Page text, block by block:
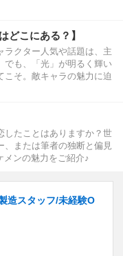
どこにある？】
ラクター人気や話題は、主
でも、「光」が明るく輝い
そ。敵キャラの魅力に迫
したことはありますか？世
または筆者の独断と偏見
メンの魅力をご紹介♪
造スタッフ/未経験O